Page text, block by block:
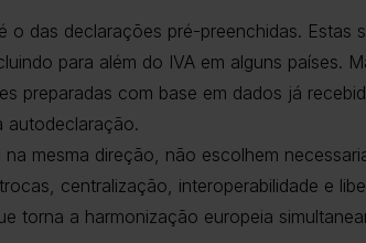
o das declarações pré-preenchidas. Estas
para além do IVA em alguns países.
preparadas com base em dados já
autodeclaração.
mesma direção, não escolhem
centralização, interoperabilidade e
torna a harmonização europeia